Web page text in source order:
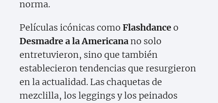
norma.
Películas icónicas como Flashdanceo
Desmadre a la Americanano solo
entretuvieron, sino que también
establecieron tendencias que resurgieron
en la actualidad. Las chaquetas de
mezclilla, los leggings y los peinados